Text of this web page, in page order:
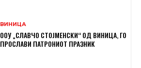
ВИНИЦА
ООУ „СЛАВЧО СТОЈМЕНСКИ“ ОД ВИНИЦА, ГО
ПРОСЛАВИ ПАТРОНИОТ ПРАЗНИК